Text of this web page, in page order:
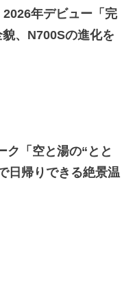
年デビュー「完
、N700Sの進化を
ク「空と湯の“とと
日帰りできる絶景温